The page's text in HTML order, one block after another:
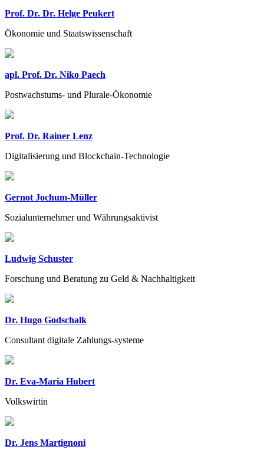
Prof. Dr. Dr. Helge Peukert
Ökonomie und Staatswissenschaft
apl. Prof. Dr. Niko Paech
Postwachstums- und Plurale-Ökonomie
Prof. Dr. Rainer Lenz
Digitalisierung und Blockchain-Technologie
Gernot Jochum-Müller
Sozialunternehmer und Währungsaktivist
Ludwig Schuster
Forschung und Beratung zu Geld & Nachhaltigkeit
Dr. Hugo Godschalk
Consultant digitale Zahlungs-systeme
Dr. Eva-Maria Hubert
Volkswirtin
Dr. Jens Martignoni